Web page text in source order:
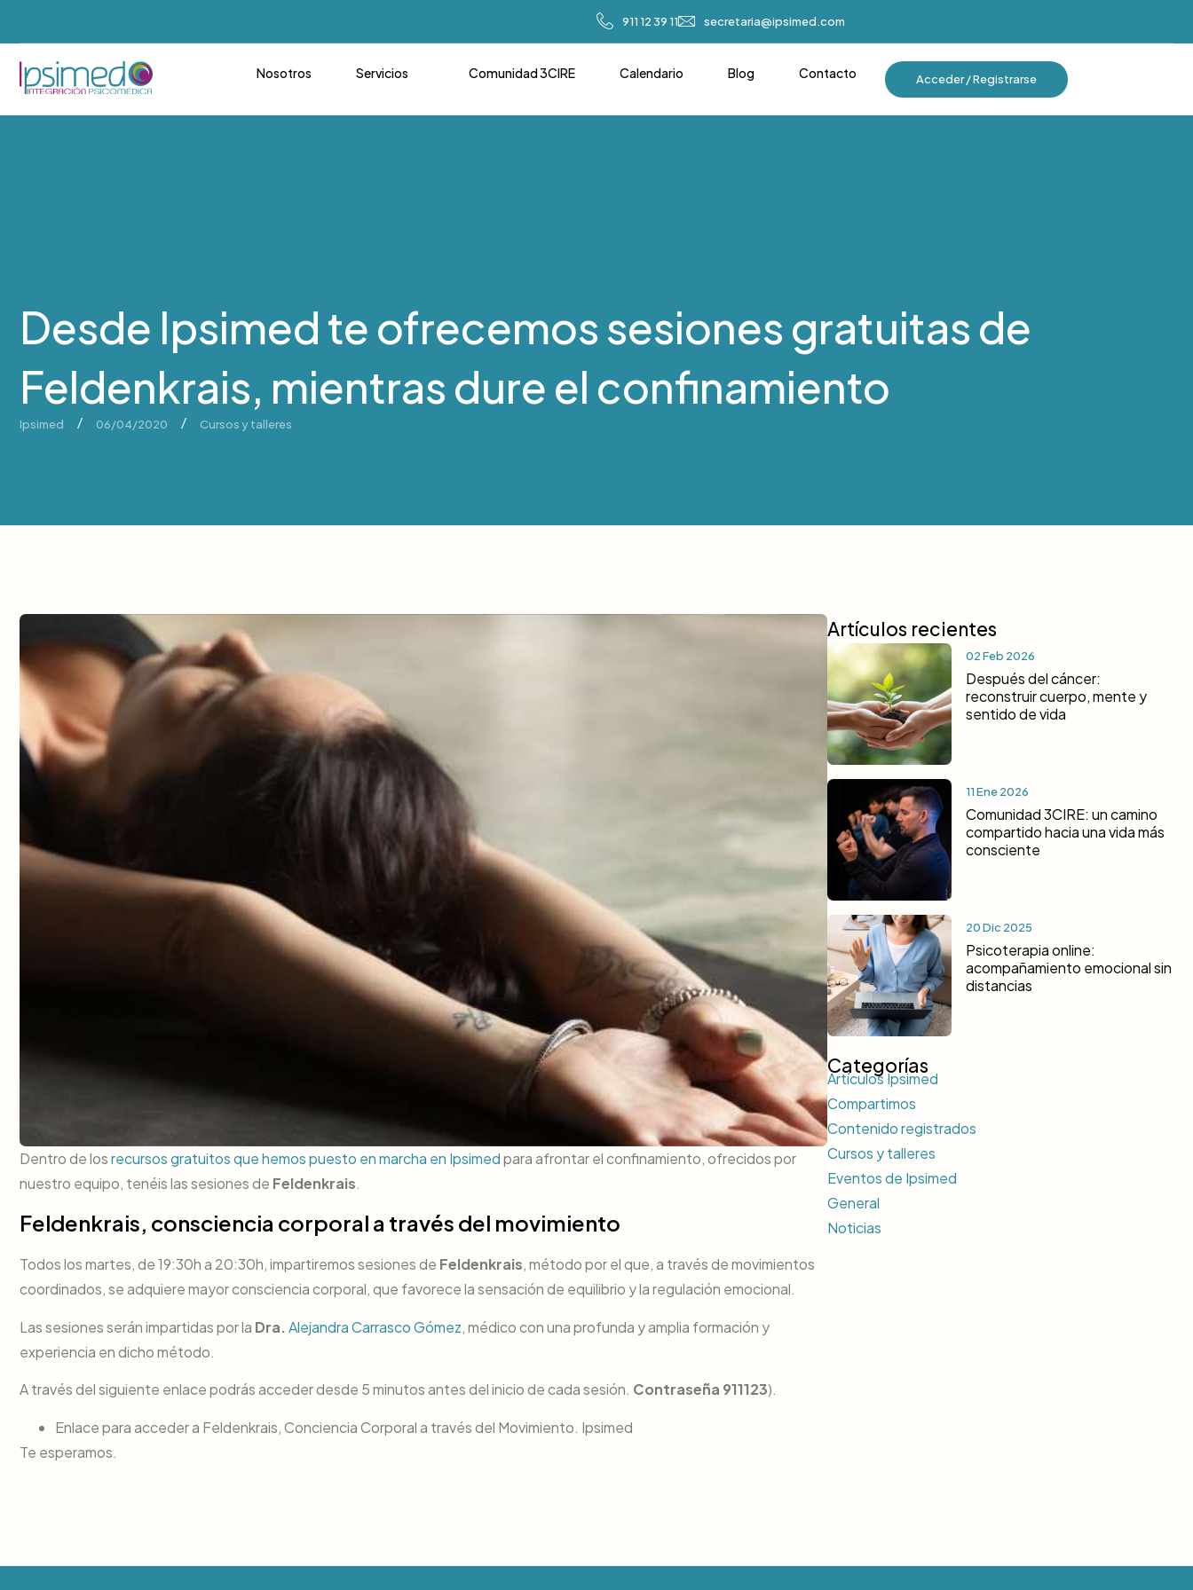
911 12 39 11 secretaria@ipsimed.com
Nosotros Servicios Comunidad 3CIRE Calendario Blog Contacto Acceder / Registrarse
Desde Ipsimed te ofrecemos sesiones gratuitas de
Feldenkrais, mientras dure el confinamiento
Ipsimed / 06/04/2020 / Cursos y talleres
Dentro de losrecursos gratuitos que hemos puesto en marcha en Ipsimedpara afrontar el confinamiento, ofrecidos por
nuestro equipo, tenéis las sesiones de Feldenkrais.
Feldenkrais, consciencia corporal a través del movimiento
Todos los martes, de 19:30h a 20:30h, impartiremos sesiones de Feldenkrais, método por el que, a través de movimientos
coordinados, se adquiere mayor consciencia corporal, que favorece la sensación de equilibrio y la regulación emocional.
Las sesiones serán impartidas por la Dra. Alejandra Carrasco Gómez, médico con una profunda y amplia formación y
experiencia en dicho método.
A través del siguiente enlace podrás acceder desde 5 minutos antes del inicio de cada sesión. Contraseña 911123).
Enlace para acceder a Feldenkrais, Conciencia Corporal a través del Movimiento. Ipsimed
Te esperamos.
Artículos recientes
02 Feb 2026
Después del cáncer:
reconstruir cuerpo, mente y
sentido de vida
11 Ene 2026
Comunidad 3CIRE: un camino
compartido hacia una vida más
consciente
20 Dic 2025
Psicoterapia online:
acompañamiento emocional sin
distancias
Categorías
Artículos Ipsimed
Compartimos
Contenido registrados
Cursos y talleres
Eventos de Ipsimed
General
Noticias